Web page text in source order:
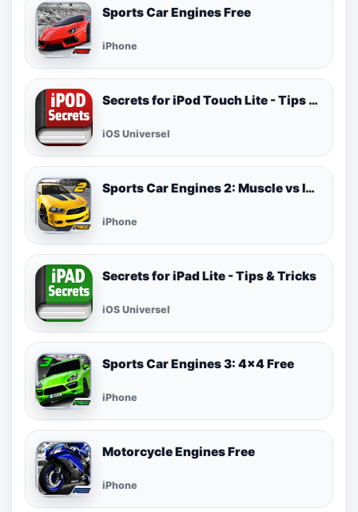
Sports Car Engines Free
iPhone
Secrets for iPod Touch Lite - Tips & Tricks
iOS Universel
Sports Car Engines 2: Muscle vs Import Free
iPhone
Secrets for iPad Lite - Tips & Tricks
iOS Universel
Sports Car Engines 3: 4x4 Free
iPhone
Motorcycle Engines Free
iPhone